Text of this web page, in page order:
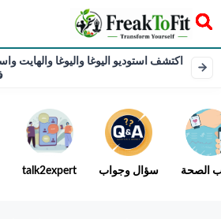
سخر
اكتشف استوديو اليوغا واليوغا والهايت
talk2expert سؤال وجواب الصحة